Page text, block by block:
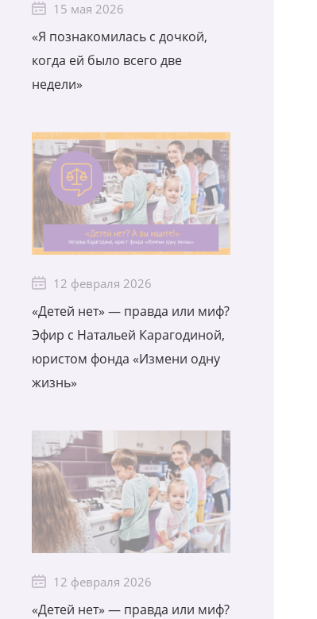
15 мая 2026
«Я познакомилась с дочкой,
когда ей было всего две
недели»
12 февраля 2026
«Детей нет» — правда или миф?
Эфир с Натальей Карагодиной,
юристом фонда «Измени одну
жизнь»
12 февраля 2026
«Детей нет» — правда или миф?